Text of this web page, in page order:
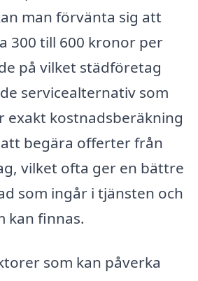
man förvänta sig att
300 till 600 kronor per
på vilket städföretag
servicealternativ som
exakt kostnadsberäkning
begära offerter från
vilket ofta ger en bättre
som ingår i tjänsten och
kan finnas.
som kan påverka